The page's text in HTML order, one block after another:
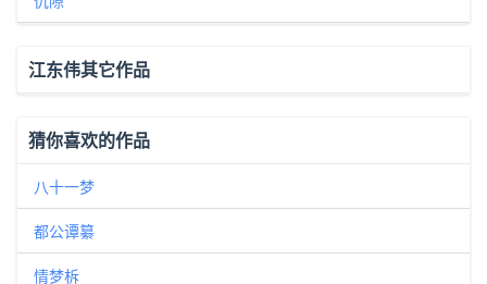
江东伟其它作品
猜你喜欢的作品
八十一梦
都公谭纂
情梦柝